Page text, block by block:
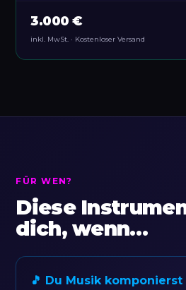
3.000 €
inkl. MwSt. · Kostenloser Versand
FÜR WEN?
Diese
dich, wenn…
🎵 Du Musik komponierst